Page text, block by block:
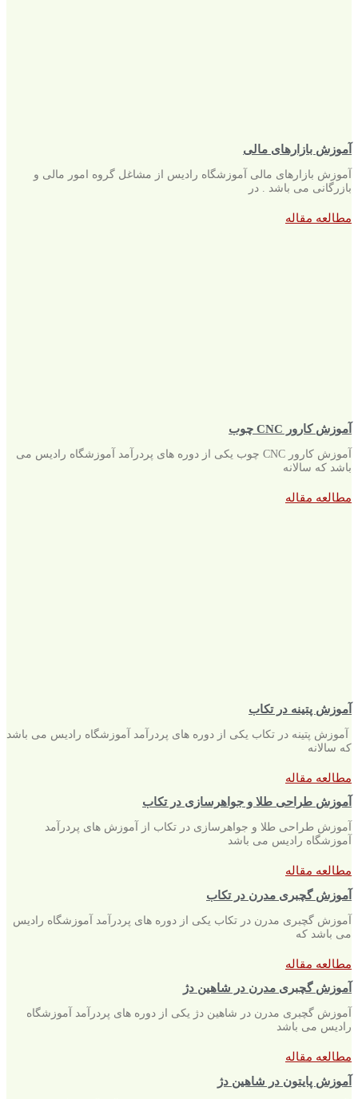
آموزش بازارهای مالی
آموزش بازارهای مالی آموزشگاه رادیس از مشاغل گروه امور مالی و
بازرگانی می باشد . در
مطالعه مقاله
آموزش کارور CNC چوب
آموزش کارور CNC چوب یکی از دوره های پردرآمد آموزشگاه رادیس می
باشد که سالانه
مطالعه مقاله
آموزش پتینه در تکاب
آموزش پتینه در تکاب یکی از دوره های پردرآمد آموزشگاه رادیس می باشد
که سالانه
مطالعه مقاله
آموزش طراحی طلا و جواهرسازی در تکاب
آموزش طراحی طلا و جواهرسازی در تکاب از آموزش های پردرآمد
آموزشگاه رادیس می باشد
مطالعه مقاله
آموزش گچبری مدرن در تکاب
آموزش گچبری مدرن در تکاب یکی از دوره های پردرآمد آموزشگاه رادیس
می باشد که
مطالعه مقاله
آموزش گچبری مدرن در شاهین دژ
آموزش گچبری مدرن در شاهین دژ یکی از دوره های پردرآمد آموزشگاه
رادیس می باشد
مطالعه مقاله
آموزش پایتون در شاهین دژ